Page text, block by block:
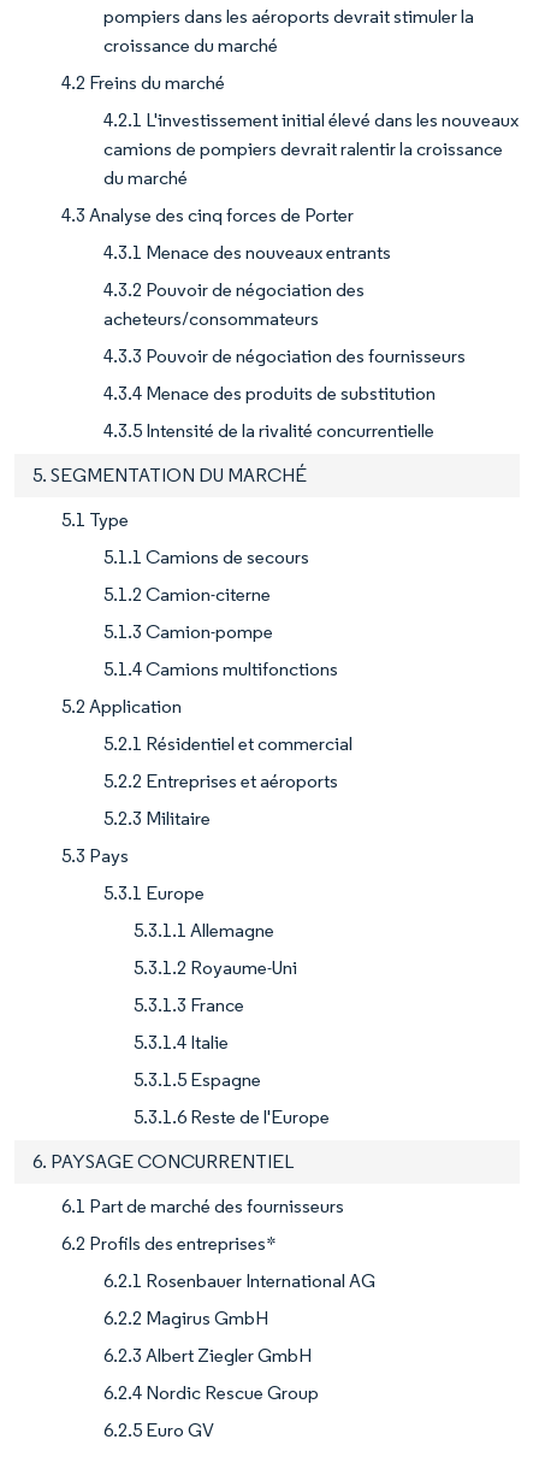
pompiers dans les aéroports devrait stimuler la
croissance du marché
4.2 Freins du marché
4.2.1 L'investissement initial élevé dans les nouveaux
camions de pompiers devrait ralentir la croissance
du marché
4.3 Analyse des cinq forces de Porter
4.3.1 Menace des nouveaux entrants
4.3.2 Pouvoir de négociation des
acheteurs/consommateurs
4.3.3 Pouvoir de négociation des fournisseurs
4.3.4 Menace des produits de substitution
4.3.5 Intensité de la rivalité concurrentielle
5. SEGMENTATION DU MARCHÉ
5.1 Type
5.1.1 Camions de secours
5.1.2 Camion-citerne
5.1.3 Camion-pompe
5.1.4 Camions multifonctions
5.2 Application
5.2.1 Résidentiel et commercial
5.2.2 Entreprises et aéroports
5.2.3 Militaire
5.3 Pays
5.3.1 Europe
5.3.1.1 Allemagne
5.3.1.2 Royaume-Uni
5.3.1.3 France
5.3.1.4 Italie
5.3.1.5 Espagne
5.3.1.6 Reste de l'Europe
6. PAYSAGE CONCURRENTIEL
6.1 Part de marché des fournisseurs
6.2 Profils des entreprises*
6.2.1 Rosenbauer International AG
6.2.2 Magirus GmbH
6.2.3 Albert Ziegler GmbH
6.2.4 Nordic Rescue Group
6.2.5 Euro GV